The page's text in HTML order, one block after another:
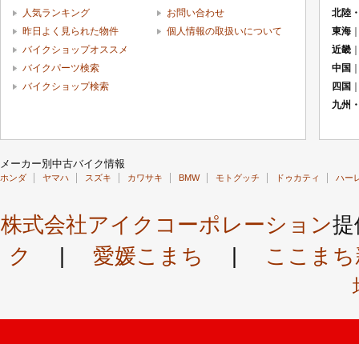
人気ランキング
昨日よく見られた物件
バイクショップオススメ
バイクパーツ検索
バイクショップ検索
お問い合わせ
個人情報の取扱いについて
北陸
東海
近畿
中国
四国
九州
メーカー別中古バイク情報
ホンダ ヤマハ スズキ カワサキ BMW モトグッチ ドゥカティ ハー
株式会社アイクコーポレーション
ク
愛媛こまち
ここま